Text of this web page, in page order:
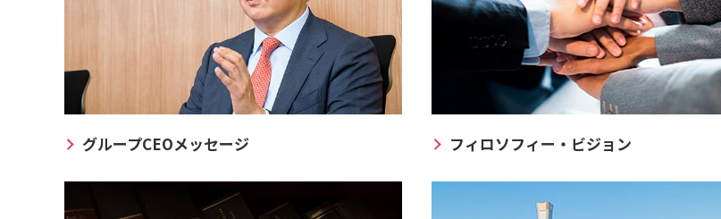
グループCEOメッセージ フィロソフィー・ビジョン